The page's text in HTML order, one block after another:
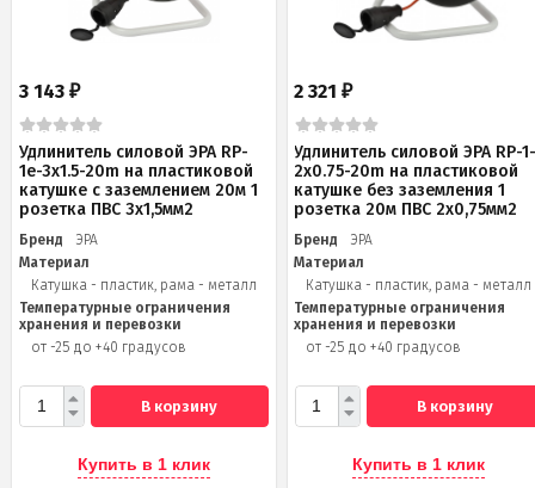
3 143 ₽
Удлинитель силовой ЭРА RP-
1e-3x1.5-20m на пластиковой
катушке c заземлением 20м 1
розетка ПВС 3х1,5мм2
Бренд
ЭРА
Материал
Катушка - пластик, рама - металл
Температурные ограничения
хранения и перевозки
от -25 до +40 градусов
В корзину
Купить в 1 клик
2 321₽
Удлинитель силовой ЭРА RP-
2x0.75-20m на пластиковой
катушке без заземления 1
розетка 20м ПВС 2х0,75мм2
Бренд
ЭРА
Материал
Катушка - пластик, рама - металл
Температурные ограничения
хранения и перевозки
от -25 до +40 градусов
В корзину
Купить в 1 клик